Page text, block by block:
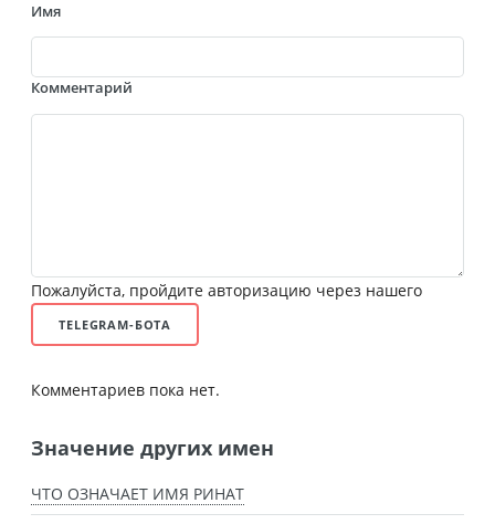
Имя
Комментарий
Пожалуйста, пройдите авторизацию через нашего
TELEGRAM-БОТА
Комментариев пока нет.
Значение других имен
ЧТО ОЗНАЧАЕТ ИМЯ РИНАТ